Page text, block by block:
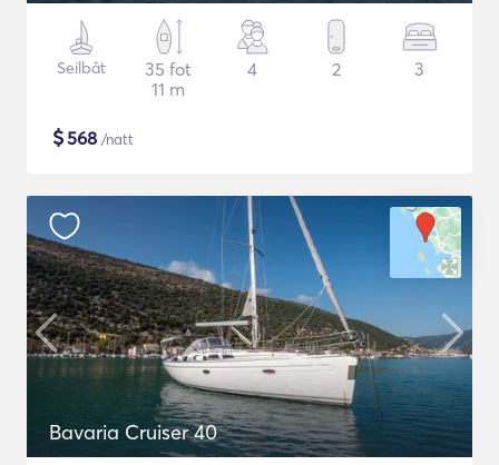
Seilbåt
35 fot
11 m
4 2 3
$568 /natt
Bavaria Cruiser 40